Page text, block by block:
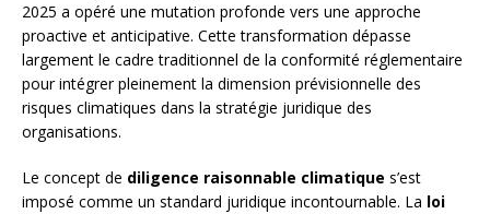
2025 a opéré une mutation profonde vers une approche
proactive et anticipative. Cette transformation dépasse
largement le cadre traditionnel de la conformité réglementaire
pour intégrer pleinement la dimension prévisionnelle des
risques climatiques dans la stratégie juridique des
organisations.
Le concept de diligence raisonnable climatique s’est
imposé comme un standard juridique incontournable. La loi